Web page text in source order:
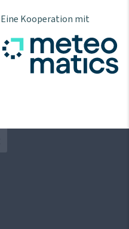
Eine Kooperation mit